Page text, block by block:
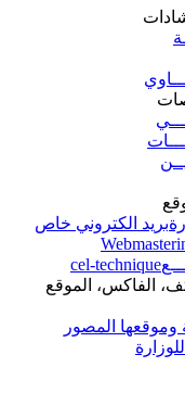
خاص
cel-
الموقع
المصور